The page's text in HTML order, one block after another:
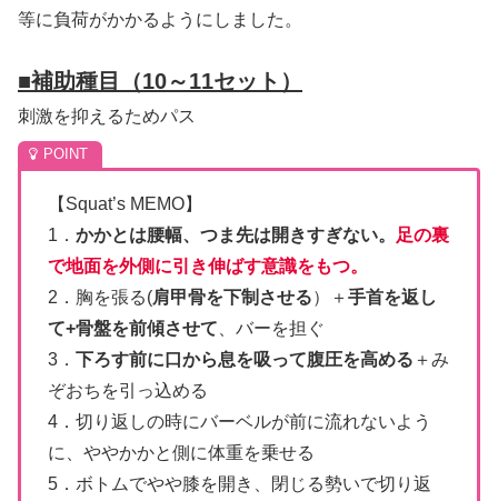
等に負荷がかかるようにしました。
■補助種目（10～11セット）
刺激を抑えるためパス
【Squat’s MEMO】
1． かかとは腰幅、つま先は開きすぎない。
足の裏
で地面を外側に引き伸ばす意識をもつ。
2．胸を張る(肩甲骨を下制させる）＋手首を返し
て+骨盤を前傾させて 、バーを担ぐ
3． 下ろす前に口から息を吸って腹圧を高める ＋み
ぞおちを引っ込める
4．切り返しの時にバーベルが前に流れないよう
に、ややかかと側に体重を乗せる
5．ボトムでやや膝を開き、閉じる勢いで切り返